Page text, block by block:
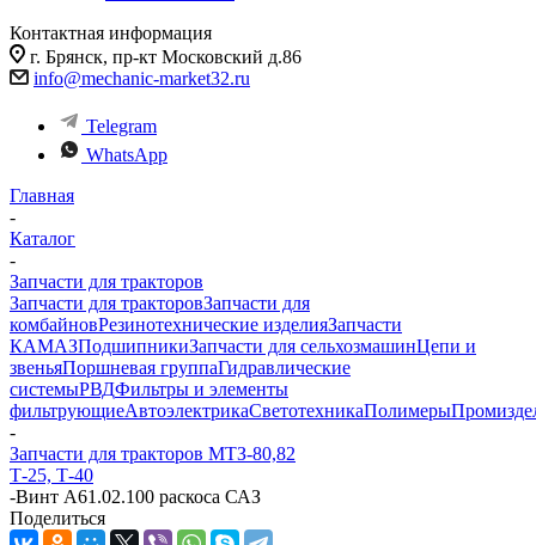
Контактная информация
г. Брянск, пр-кт Московский д.86
info@mechanic-market32.ru
Telegram
WhatsApp
Главная
-
Каталог
-
Запчасти для тракторов
Запчасти для тракторовЗапчасти для
комбайновРезинотехнические изделияЗапчасти
КАМАЗПодшипникиЗапчасти для сельхозмашинЦепи и
звеньяПоршневая группаГидравлические
системыРВДФильтры и элементы
фильтрующиеАвтоэлектрикаСветотехникаПолимеры
-
Запчасти для тракторов МТЗ-80,82
Т-25, Т-40
-Винт А61.02.100 раскоса САЗ
Поделиться